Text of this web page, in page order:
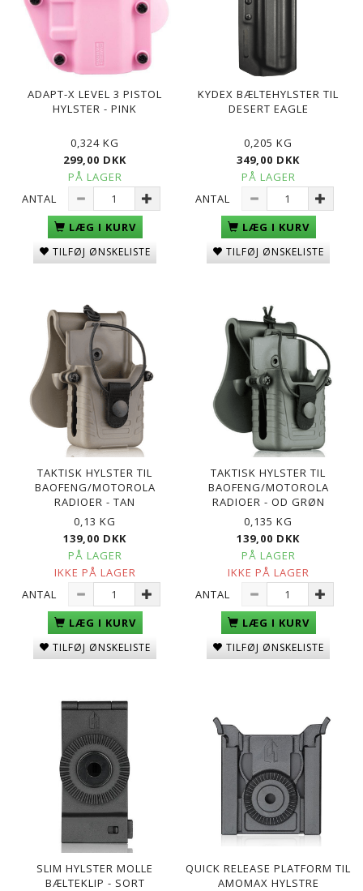
ADAPT-X LEVEL 3 PISTOL
HYLSTER - PINK
0,324 KG
299,00 DKK
PÅ LAGER
ANTAL
LÆG I KURV
TILFØJ ØNSKELISTE
KYDEX BÆLTEHYLSTER TIL
DESERT EAGLE
0,205 KG
349,00 DKK
PÅ LAGER
ANTAL
LÆG I KURV
TILFØJ ØNSKELISTE
TAKTISK HYLSTER TIL
BAOFENG/MOTOROLA
RADIOER - TAN
0,13 KG
139,00 DKK
PÅ LAGER
IKKE PÅ LAGER
ANTAL
LÆG I KURV
TILFØJ ØNSKELISTE
TAKTISK HYLSTER TIL
BAOFENG/MOTOROLA
RADIOER - OD GRØN
0,135 KG
139,00 DKK
PÅ LAGER
IKKE PÅ LAGER
ANTAL
LÆG I KURV
TILFØJ ØNSKELISTE
SLIM HYLSTER MOLLE
BÆLTEKLIP - SORT
QUICK RELEASE PLATFORM TIL
AMOMAX HYLSTRE